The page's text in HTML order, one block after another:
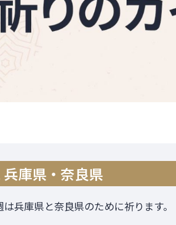
兵庫県・奈良県
は兵庫県と奈良県のために祈ります。